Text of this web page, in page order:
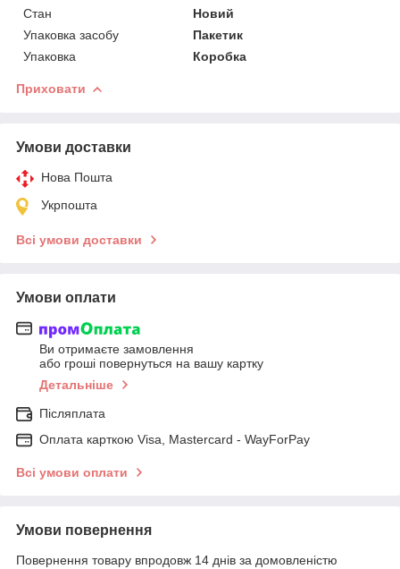
Стан
Новий
Упаковка засобу
Пакетик
Упаковка
Коробка
Приховати
Умови доставки
Нова Пошта
Укрпошта
Всі умови доставки
Умови оплати
Ви отримаєте замовлення
або гроші повернуться на вашу картку
Детальніше
Післяплата
Оплата карткою Visa, Mastercard - WayForPay
Всі умови оплати
Умови повернення
Повернення товару впродовж 14 днів за домовленістю